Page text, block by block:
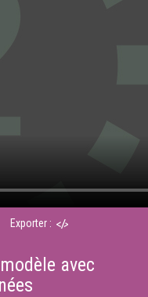
Exporter :
avec